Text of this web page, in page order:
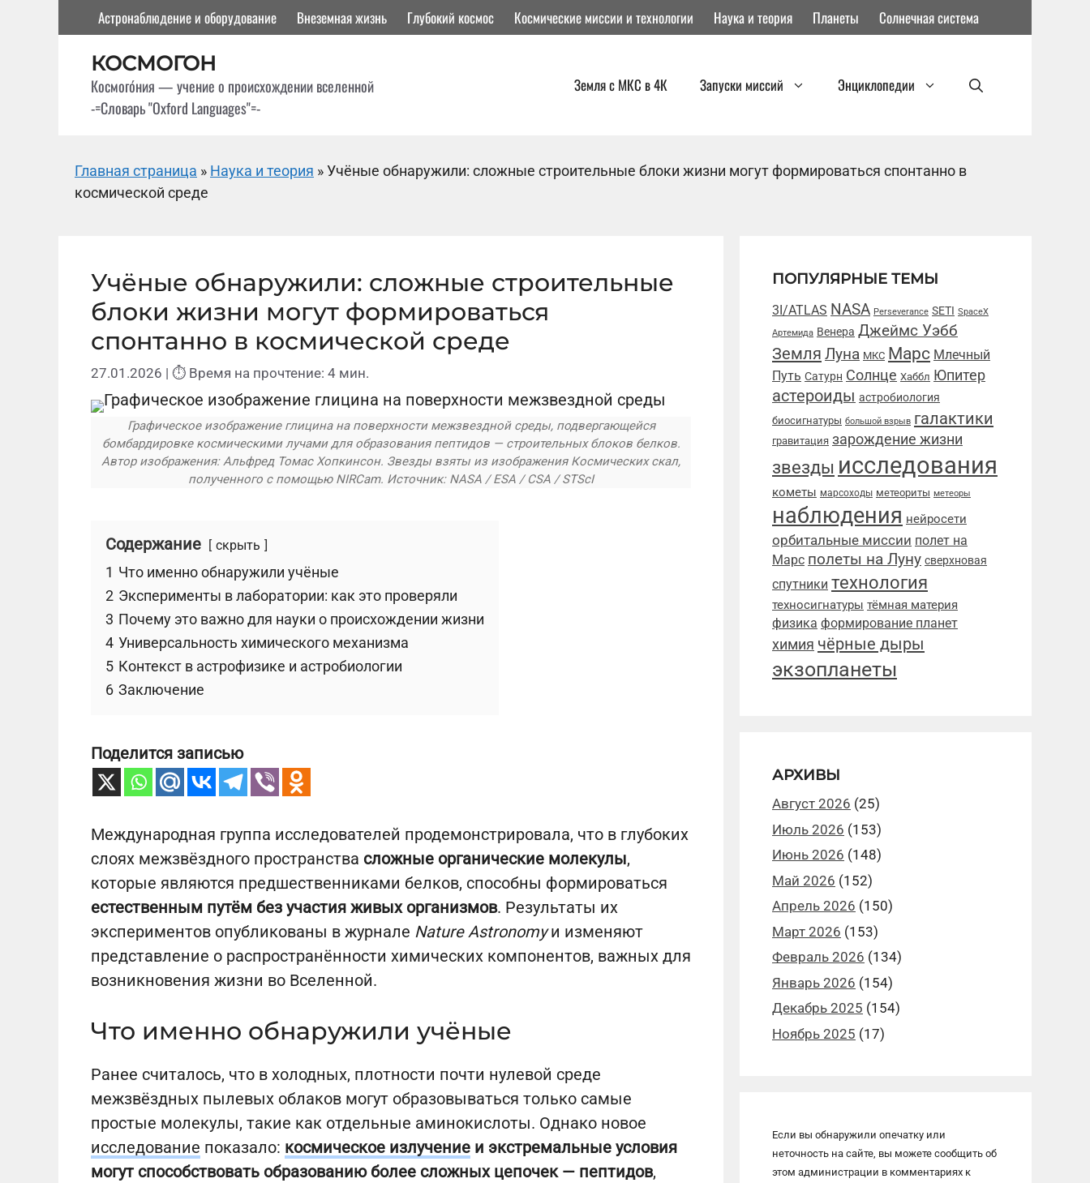
содержимому
Астронаблюдение и оборудование Внеземная жизнь Глубокий космос Космические миссии и технологии Наука и теория Планеты Солнечная система
КОСМОГОН
Космого́ния — учение о происхождении вселенной
-=Словарь "Oxford Languages"=-
Земля с МКС в 4К Запуски миссий Энциклопедии
Главная страница » Наука и теория »Учёные обнаружили: сложные строительные блоки жизни могут формироваться спонтанно в
космической среде
Учёные обнаружили: сложные строительные
блоки жизни могут формироваться
спонтанно в космической среде
27.01.2026 | ⏱ Время на прочтение: 4 мин.
Графическое изображение глицина на поверхности межзвездной среды, подвергающейся
бомбардировке космическими лучами для образования пептидов — строительных блоков белков.
Автор изображения: Альфред Томас Хопкинсон. Звезды взяты из изображения Космических скал,
полученного с помощью NIRCam. Источник: NASA / ESA / CSA / STScI
Содержание скрыть
1 Что именно обнаружили учёные
2 Эксперименты в лаборатории: как это проверяли
3 Почему это важно для науки о происхождении жизни
4 Универсальность химического механизма
5 Контекст в астрофизике и астробиологии
6 Заключение
Поделится записью
Международная группа исследователей продемонстрировала, что в глубоких
слоях межзвёздного пространства сложные органические молекулы,
которые являются предшественниками белков, способны формироваться
естественным путём без участия живых организмов. Результаты их
экспериментов опубликованы в журнале Nature Astronomyи изменяют
представление о распространённости химических компонентов, важных для
возникновения жизни во Вселенной.
Что именно обнаружили учёные
Ранее считалось, что в холодных, плотности почти нулевой среде
межзвёздных пылевых облаков могут образовываться только самые
простые молекулы, такие как отдельные аминокислоты. Однако новое
исследование показало: космическое излучение и экстремальные условия
могут способствовать образованию более сложных цепочек — пептидов,
ПОПУЛЯРНЫЕ ТЕМЫ
3I/ATLAS NASA Perseverance SETI SpaceX
Артемида Венера Джеймс Уэбб
Земля Луна МКС Марс Млечный
Путь Сатурн Солнце Хаббл Юпитер
астероиды астробиология
биосигнатуры большой взрыв галактики
гравитация зарождение жизни
звезды исследования
кометы марсоходы метеориты метеоры
наблюдения нейросети
орбитальные миссии полет на
Марс полеты на Луну сверхновая
спутники технология
техносигнатуры тёмная материя
физика формирование планет
химия чёрные дыры
экзопланеты
АРХИВЫ
Август 2026 (25)
Июль 2026 (153)
Июнь 2026 (148)
Май 2026 (152)
Апрель 2026 (150)
Март 2026 (153)
Февраль 2026 (134)
Январь 2026 (154)
Декабрь 2025 (154)
Ноябрь 2025 (17)
Если вы обнаружили опечатку или
неточность на сайте, вы можете сообщить об
этом администрации в комментариях к